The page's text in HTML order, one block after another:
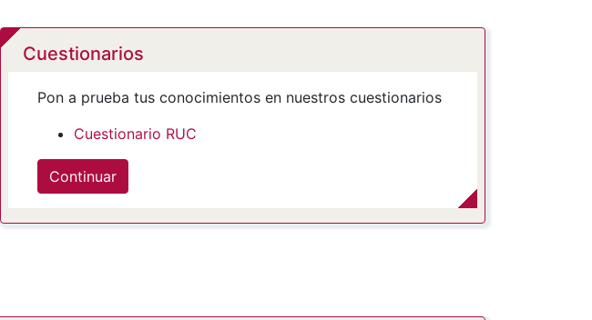
Cuestionarios
Pon a prueba tus conocimientos en nuestros cuestionarios
Cuestionario RUC
Continuar